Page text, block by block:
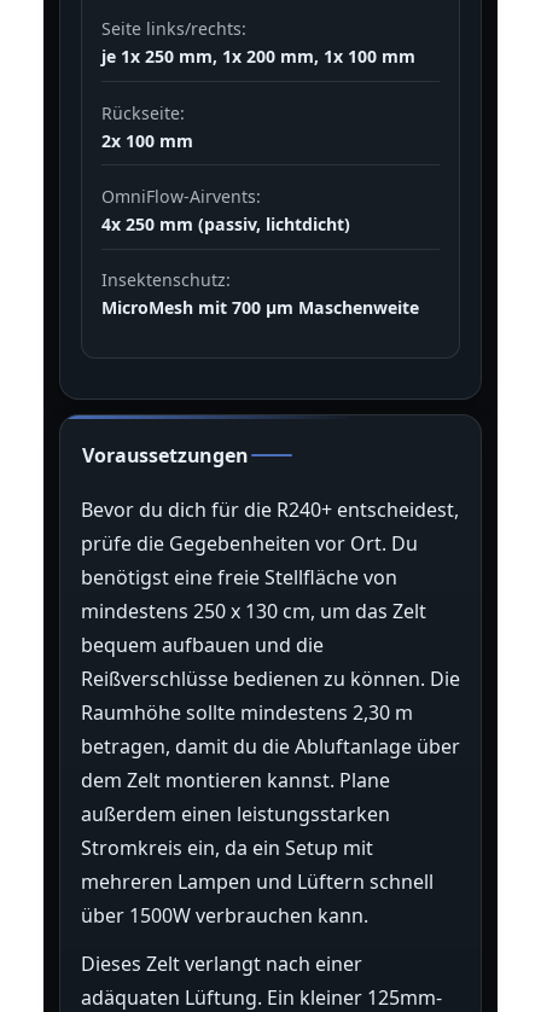
Seite links/rechts:
je 1x 250 mm, 1x 200 mm, 1x 100 mm
Rückseite:
2x 100 mm
OmniFlow-Airvents:
4x 250 mm (passiv, lichtdicht)
Insektenschutz:
MicroMesh mit 700 µm Maschenweite
Voraussetzungen
Bevor du dich für die R240+ entscheidest,
prüfe die Gegebenheiten vor Ort. Du
benötigst eine freie Stellfläche von
mindestens 250 x 130 cm, um das Zelt
bequem aufbauen und die
Reißverschlüsse bedienen zu können. Die
Raumhöhe sollte mindestens 2,30 m
betragen, damit du die Abluftanlage über
dem Zelt montieren kannst. Plane
außerdem einen leistungsstarken
Stromkreis ein, da ein Setup mit
mehreren Lampen und Lüftern schnell
über 1500W verbrauchen kann.
Dieses Zelt verlangt nach einer
adäquaten Lüftung. Ein kleiner 125mm-